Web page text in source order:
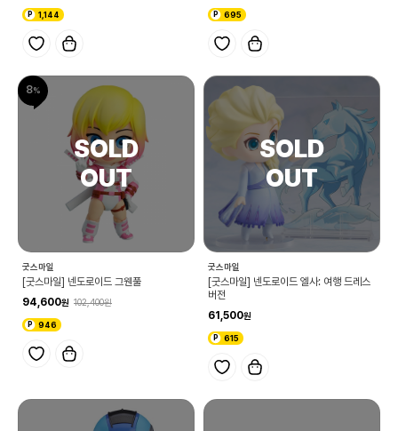
1,144 695
8
굿스마일
[굿스마일] 넨도로이드 그웬풀
94,600
102,400
946
굿스마일
[굿스마일] 넨도로이드 엘사: 여행 드레스
버전
61,500
615